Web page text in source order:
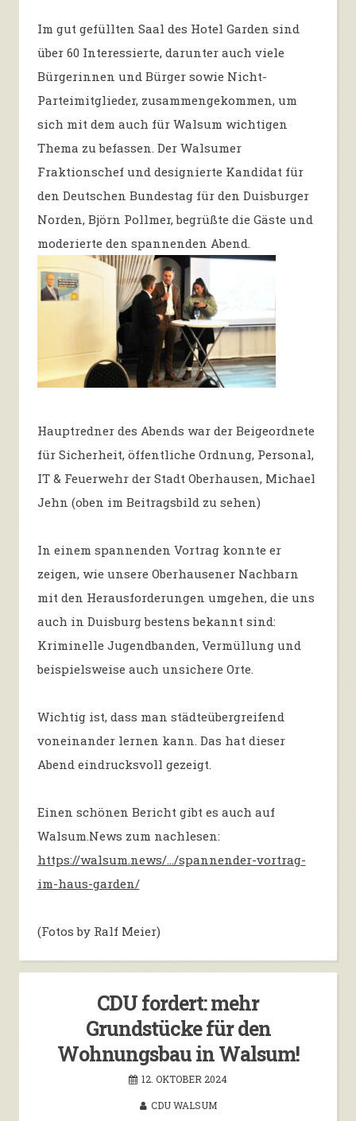
Im gut gefüllten Saal des Hotel Garden sind
über 60 Interessierte, darunter auch viele
Bürgerinnen und Bürger sowie Nicht-
Parteimitglieder, zusammengekommen, um
sich mit dem auch für Walsum wichtigen
Thema zu befassen. Der Walsumer
Fraktionschef und designierte Kandidat für
den Deutschen Bundestag für den Duisburger
Norden, Björn Pollmer, begrüßte die Gäste und
moderierte den spannenden Abend.
Hauptredner des Abends war der Beigeordnete
für Sicherheit, öffentliche Ordnung, Personal,
IT & Feuerwehr der Stadt Oberhausen, Michael
Jehn (oben im Beitragsbild zu sehen)
In einem spannenden Vortrag konnte er
zeigen, wie unsere Oberhausener Nachbarn
mit den Herausforderungen umgehen, die uns
auch in Duisburg bestens bekannt sind:
Kriminelle Jugendbanden, Vermüllung und
beispielsweise auch unsichere Orte.
Wichtig ist, dass man städteübergreifend
voneinander lernen kann. Das hat dieser
Abend eindrucksvoll gezeigt.
Einen schönen Bericht gibt es auch auf
Walsum.News zum nachlesen:
https://walsum.news/…/spannender-vortrag-
im-haus-garden/
(Fotos by Ralf Meier)
CDU fordert: mehr
Grundstücke für den
Wohnungsbau in Walsum!
12. OKTOBER 2024
CDU WALSUM